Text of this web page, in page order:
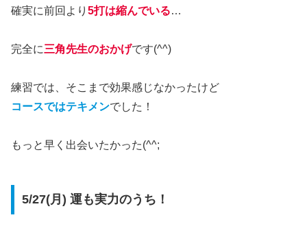
確実に前回より 5打は縮んでいる…
完全に三角先生のおかげです(^^)
練習では、そこまで効果感じなかったけど
コースではテキメンでした！
もっと早く出会いたかった(^^;
5/27(月) 運も実力のうち！